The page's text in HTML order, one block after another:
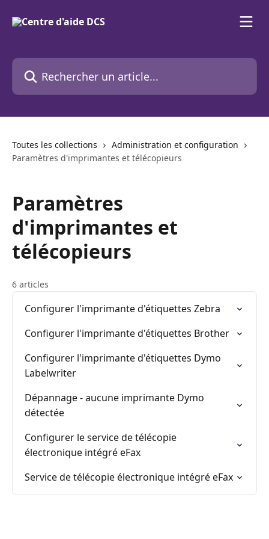
Rechercher un article...
Toutes les collections
Administration et configuration
Paramètres d'imprimantes et télécopieurs
Paramètres
d'imprimantes et
télécopieurs
6 articles
Configurer l'imprimante d'étiquettes Zebra
Configurer l'imprimante d'étiquettes Brother
Configurer l'imprimante d'étiquettes Dymo
Labelwriter
Dépannage - aucune imprimante Dymo
détectée
Configurer le service de télécopie
électronique intégré eFax
Service de télécopie électronique intégré eFax